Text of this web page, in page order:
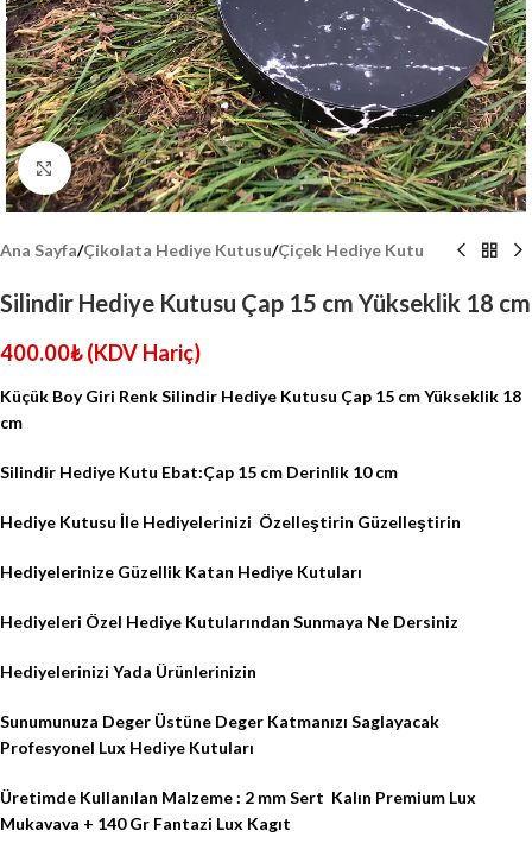
Click to enlarge
Ana Sayfa/Çikolata Hediye Kutusu/Çiçek Hediye Kutu
Silindir Hediye Kutusu Çap 15 cm Yükseklik 18 cm
400.00₺ (KDV Hariç)
Küçük Boy Giri Renk Silindir Hediye Kutusu Çap 15 cm Yükseklik 18
cm
Silindir Hediye Kutu Ebat:Çap 15 cm Derinlik 10 cm
Hediye Kutusu İle Hediyelerinizi Özelleştirin Güzelleştirin
Hediyelerinize Güzellik Katan Hediye Kutuları
Hediyeleri Özel Hediye Kutularından Sunmaya Ne Dersiniz
Hediyelerinizi Yada Ürünlerinizin
Sunumunuza Deger Üstüne Deger Katmanızı Saglayacak
Profesyonel Lux Hediye Kutuları
Üretimde Kullanılan Malzeme : 2 mm Sert Kalın Premium Lux
Mukavava + 140 Gr Fantazi Lux Kagıt